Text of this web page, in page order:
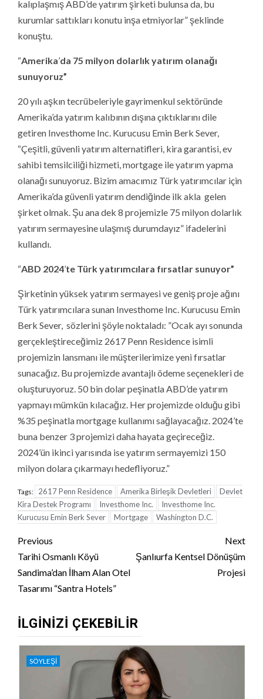
kalıplaşmış ABD’de yatırım şirketi bulunsa da, bu
kurumlar sattıkları konutu inşa etmiyorlar” şeklinde
konuştu.
“Amerika’da 75 milyon dolarlık yatırım olanağı
sunuyoruz”
20 yılı aşkın tecrübeleriyle gayrimenkul sektöründe
Amerika’da yatırım kalıbının dışına çıktıklarını dile
getiren Investhome Inc. Kurucusu Emin Berk Sever,
“Çeşitli, güvenli yatırım alternatifleri, kira garantisi, ev
sahibi temsilciliği hizmeti, mortgage ile yatırım yapma
olanağı sunuyoruz. Bizim amacımız Türk yatırımcılar için
Amerika’da güvenli yatırım dendiğinde ilk akla gelen
şirket olmak. Şu ana dek 8 projemizle 75 milyon dolarlık
yatırım sermayesine ulaşmış durumdayız” ifadelerini
kullandı.
“ABD 2024’te Türk yatırımcılara fırsatlar sunuyor”
Şirketinin yüksek yatırım sermayesi ve geniş proje ağını
Türk yatırımcılara sunan Investhome Inc. Kurucusu Emin
Berk Sever, sözlerini şöyle noktaladı: ”Ocak ayı sonunda
gerçekleştireceğimiz 2617 Penn Residence isimli
projemizin lansmanı ile müşterilerimize yeni fırsatlar
sunacağız. Bu projemizde avantajlı ödeme seçenekleri de
oluşturuyoruz. 50 bin dolar peşinatla ABD’de yatırım
yapmayı mümkün kılacağız. Her projemizde olduğu gibi
%35 peşinatla mortgage kullanımı sağlayacağız. 2024’te
buna benzer 3 projemizi daha hayata geçireceğiz.
2024’ün ikinci yarısında ise yatırım sermayemizi 150
milyon dolara çıkarmayı hedefliyoruz.”
Tags: 2617 Penn Residence Amerika Birleşik Devletleri
Devlet
Kira Destek Programı
Investhome Inc.
Investhome Inc.
Kurucusu Emin Berk Sever
Mortgage Washington D.C.
Continue
Reading
Previous
Tarihi Osmanlı Köyü
Sandima’dan İlham Alan Otel
Tasarımı “Santra Hotels”
Next
Şanlıurfa Kentsel Dönüşüm
Projesi
İLGINIZI ÇEKEBILIR
SÖYLEŞI